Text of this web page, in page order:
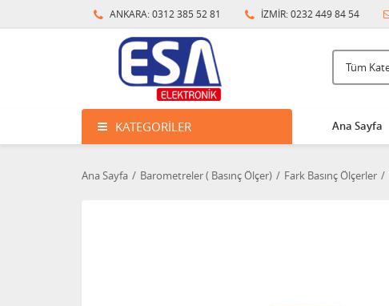
ANKARA: 0312 385 52 81 İZMİR: 0232 449 84 54
KATEGORILER Ana Sayfa
Ana Sayfa Barometreler ( Basınç Ölçer) Fark Basınç Ölçerler